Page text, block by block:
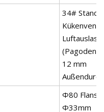
34#
Kükenventil;
Luftauslass
12 mm
Φ80
Φ33mm